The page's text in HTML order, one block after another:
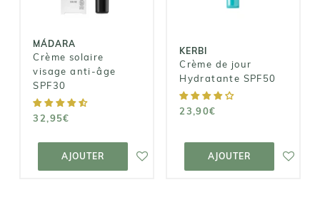
MÁDARA
Crème solaire
visage anti-âge
SPF30
32,95€
AJOUTER
32,95€
AJOUTER AU
PANIER
KERBI
Crème de jour
Hydratante SPF50
23,90€
AJOUTER
AJOUTER AU
PANIER